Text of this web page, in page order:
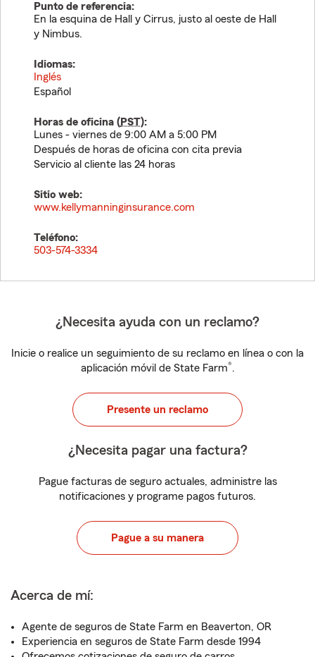
Punto de referencia:
En la esquina de Hall y Cirrus, justo al oeste de Hall
y Nimbus.
Idiomas:
Inglés
Español
Horas de oficina (PST):
Lunes - viernes de 9:00 AM a 5:00 PM
Después de horas de oficina con cita previa
Servicio al cliente las 24 horas
Sitio web:
www.kellymanninginsurance.com
Teléfono:
503-574-3334
¿Necesita ayuda con un reclamo?
Inicie o realice un seguimiento de su reclamo en línea o con la
aplicación móvil de State Farm®.
Presente un reclamo
¿Necesita pagar una factura?
Pague facturas de seguro actuales, administre las
notificaciones y programe pagos futuros.
Pague a su manera
Acerca de mí:
Agente de seguros de State Farm en Beaverton, OR
Experiencia en seguros de State Farm desde 1994